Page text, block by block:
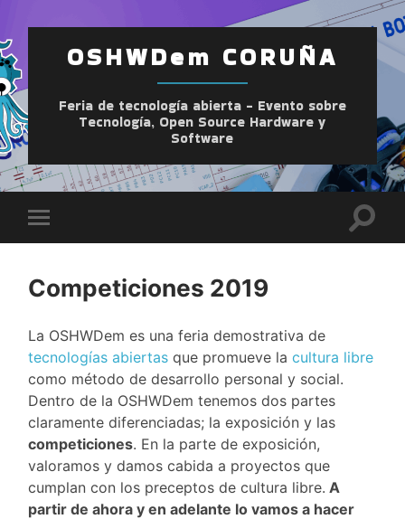
OSHWDem CORUÑA
Feria de tecnología abierta - Evento sobre
Tecnología, Open Source Hardware y
Software
el
Competiciones 2019
La OSHWDem es una feria demostrativa de
tecnologías abiertas que promueve lacultura libre
como método de desarrollo personal y social.
Dentro de la OSHWDem tenemos dos partes
claramente diferenciadas; la exposición y las
competiciones. En la parte de exposición,
valoramos y damos cabida a proyectos que
cumplan con los preceptos de cultura libre. A
partir de ahora y en adelante lo vamos a hacer